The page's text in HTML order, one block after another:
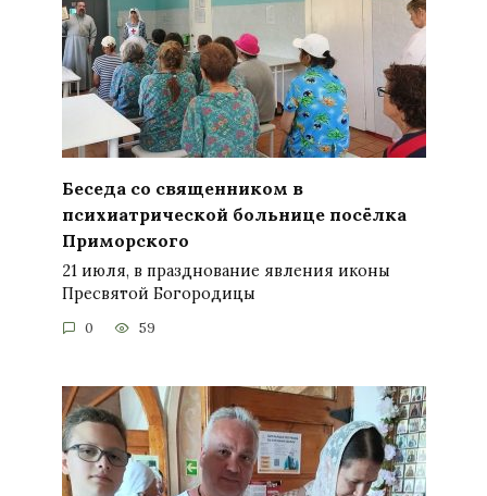
Беседа со священником в
психиатрической больнице посёлка
Приморского
21 июля, в празднование явления иконы
Пресвятой Богородицы
0 59